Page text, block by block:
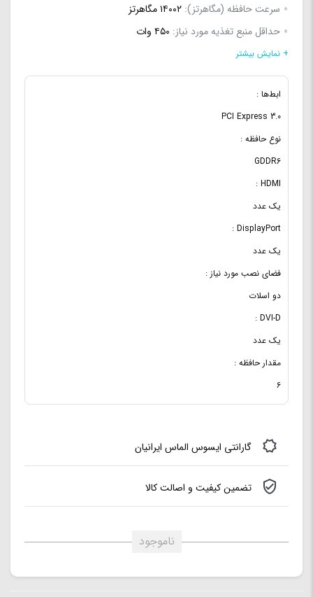
سرعت حافظه (مگاهرتز): ۱۴۰۰۲ مگاهرتز
حداقل منبع تغذیه مورد نیاز: ۴۵۰ وات
DVI-D: یک عدد
سوکت برق 8 پین PCI-E:
یک عدد
سوکت برق 6 پین PCI-E:
نسخه OpenGL:۴.۵
خنک‌ کننده:
+ نمایش بیشتر
ابط‌ها :
PCI Express 3.0
نوع حافظه :
GDDR6
HDMI :
یک عدد
DisplayPort :
یک عدد
فضای نصب مورد نیاز :
دو اسلات
DVI-D :
یک عدد
مقدار حافظه :
۶
گارانتی ایسوس الماس ایرانیان
تضمین کیفیت و اصالت کالا
ناموجود